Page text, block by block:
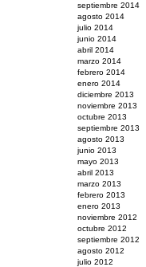
septiembre 2014
agosto 2014
julio 2014
junio 2014
abril 2014
marzo 2014
febrero 2014
enero 2014
diciembre 2013
noviembre 2013
octubre 2013
septiembre 2013
agosto 2013
junio 2013
mayo 2013
abril 2013
marzo 2013
febrero 2013
enero 2013
noviembre 2012
octubre 2012
septiembre 2012
agosto 2012
julio 2012